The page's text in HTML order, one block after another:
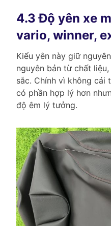
4.3 Độ yên xe
vario, winner,
Kiểu yên này giữ
nguyên bản từ chất
sắc. Chính vì không cải
có phần hợp lý hơn
độ êm lý tưởng.